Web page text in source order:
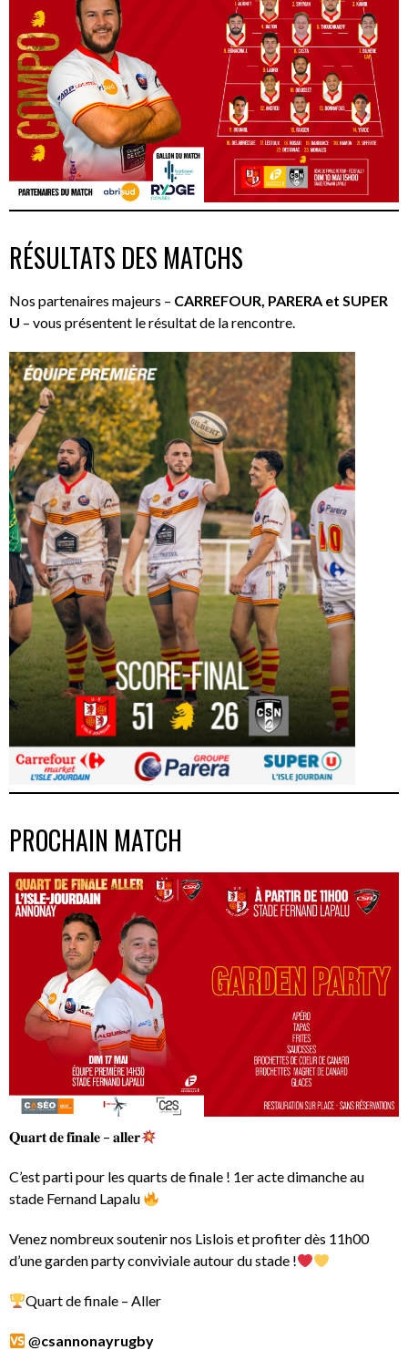
RÉSULTATS DES MATCHS
Nos partenaires majeurs – CARREFOUR, PARERA et SUPER
U – vous présentent le résultat de la rencontre.
PROCHAIN MATCH
𝐐𝐮𝐚𝐫𝐭 𝐝𝐞 𝐟𝐢𝐧𝐚𝐥𝐞 – 𝐚𝐥𝐥𝐞𝐫
C’est parti pour les quarts de finale ! 1er acte dimanche au
stade Fernand Lapalu
Venez nombreux soutenir nos Lislois et profiter dès 11h00
d’une garden party conviviale autour du stade !
Quart de finale – Aller
@csannonayrugby